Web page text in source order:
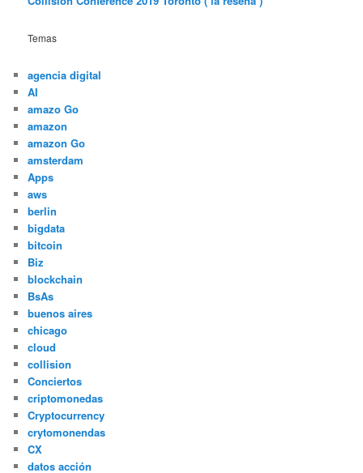
Temas
agencia digital
AI
amazo Go
amazon
amazon Go
amsterdam
Apps
aws
berlin
bigdata
bitcoin
Biz
blockchain
BsAs
buenos aires
chicago
cloud
collision
Conciertos
criptomonedas
Cryptocurrency
crytomonendas
CX
datos acción